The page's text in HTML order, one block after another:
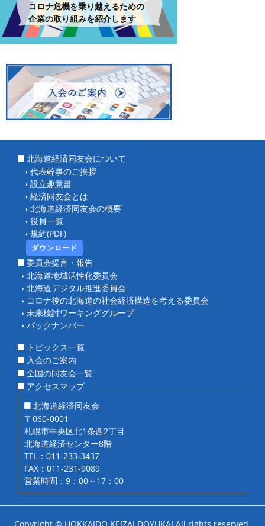
コロナ危機を乗り越えるための
企業の取り組みを紹介します
北海道経済同友会について
代表幹事のご挨拶
設立趣意書
経済同友会とは
北海道経済同友会の概要
役員一覧
規約(PDF)
ダウンロード
委員会提言・報告
北海道地域活性化委員会
北海道デジタル推進委員会
コロナ後の北海道の社会経済構造を考える委員会
未来検討ワーキンググループ
バックナンバー
トピックス一覧
入会のご案内
全国の同友会一覧
アクセスマップ
北海道経済同友会
〒060-0001
札幌市中央区北1条西2丁目
北海道経済センター8階
TEL：011-233-3437
FAX：011-231-9089
営業時間：9：00～17：00